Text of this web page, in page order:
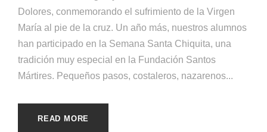
Dolores, conmemorando el sufrimiento de la Virgen
María al pie de la cruz. Un año más, nuestros alumnos
han participado en la Semana Santa Chiquita, una
tradición muy especial en la Fundación Santos
Mártires. Pequeños pasos, costaleros, nazarenos...
READ MORE